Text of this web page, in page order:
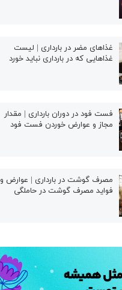
غذاهای مضر در بارداری | لیست
غذاهایی که در بارداری نباید خورد
فست فود در دوران بارداری | مقدار
مجاز و عوارض خوردن فست فود
مصرف گوشت در بارداری | عوارض و
فواید مصرف گوشت در حاملگی